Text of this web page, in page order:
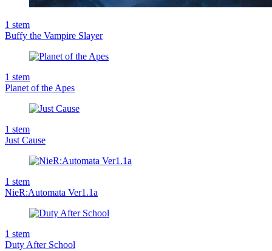
1 stem
Buffy the Vampire Slayer
1 stem
Planet of the Apes
1 stem
Just Cause
1 stem
NieR:Automata Ver1.1a
1 stem
Duty After School